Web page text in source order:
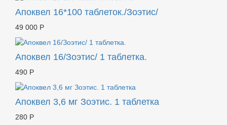
Апоквел 16*100 таблеток./Зоэтис/
49 000 Р
Апоквел 16/Зоэтис/ 1 таблетка.
490 Р
Апоквел 3,6 мг Зоэтис. 1 таблетка
280 Р